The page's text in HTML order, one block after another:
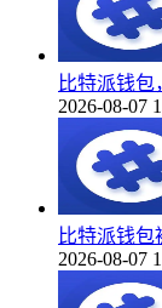
比特派钱
2026-08-07
比特派钱
2026-08-07